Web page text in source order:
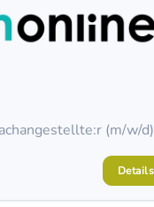
(m/w/d)
Details